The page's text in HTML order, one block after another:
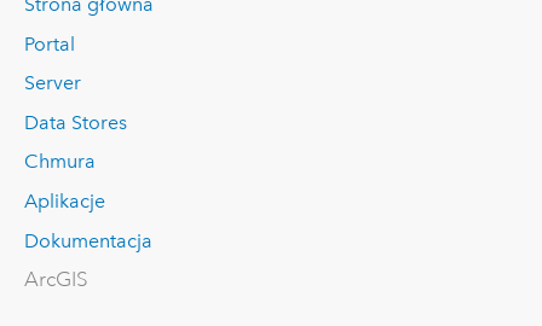
Portal
Server
Data Stores
Chmura
Aplikacje
Dokumentacja
ArcGIS